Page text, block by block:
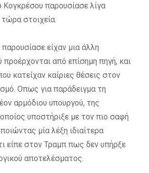
Κογκρέσου παρουσίασε λίγα
στοιχεία.
είχαν μια άλλη
από επίσημη πηγή, και
κατείχαν καίριες θέσεις στον
Οπως για παράδειγμα τη
αρμόδιου υπουργού, της
υποστήριξε με τον πιο σαφή
μία λέξη ιδιαίτερα
είπε στον Τραμπ πως δεν υπήρξε
αποτελέσματος.